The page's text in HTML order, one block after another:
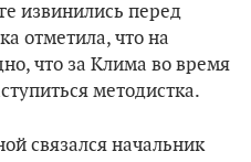
извинились перед
отметила, что на
что за Клима во время
методистка.
связался начальник